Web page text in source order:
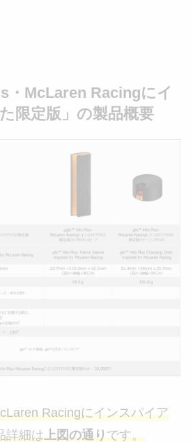
・McLaren Racingにイ
限定版」の製品概要
Racingにインスパイア
詳細は上図の通りです。